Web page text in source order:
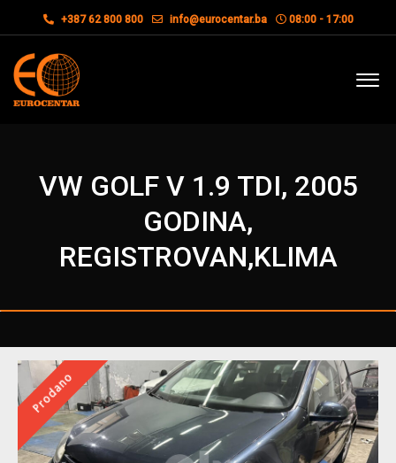
+387 62 800 800 info@eurocentar.ba 08:00 - 17:00
VW GOLF V 1.9 TDI, 2005
GODINA,
REGISTROVAN,KLIMA
Prodano